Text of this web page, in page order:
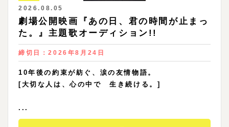
2026.08.05
劇場公開映画『あの日、君の時間が止まっ
た。』主題歌オーディション!!
締切日：2026年8月24日
10年後の約束が紡ぐ、涙の友情物語。
[大切な人は、心の中で 生き続ける。]
...